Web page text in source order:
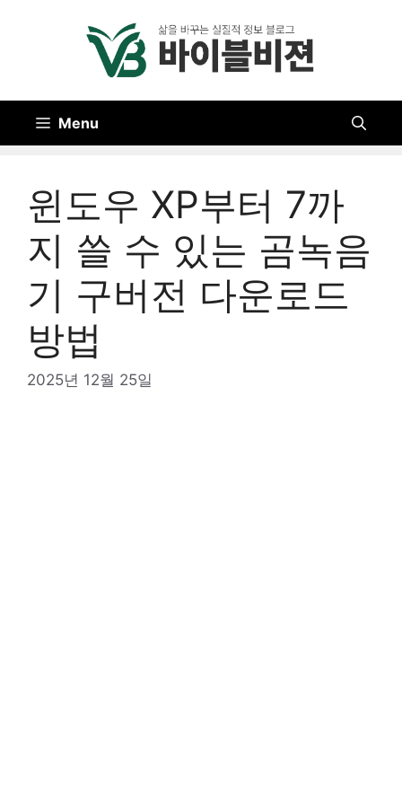
Menu
윈도우 XP부터 7까
지 쓸 수 있는 곰녹음
기 구버전 다운로드
방법
2025년 12월 25일